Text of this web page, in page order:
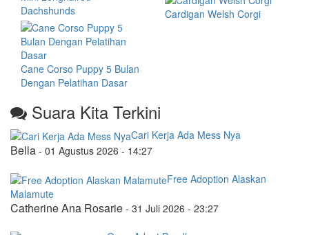
Dachshunds
Cardigan Welsh Corgi
Cane Corso Puppy 5 Bulan
Dengan Pelatihan Dasar
Suara Kita Terkini
Cari Kerja Ada Mess Nya
Bella - 01 Agustus 2026 - 14:27
Free Adoption Alaskan
Malamute
Catherine Ana Rosarie - 31 Juli 2026 - 23:27